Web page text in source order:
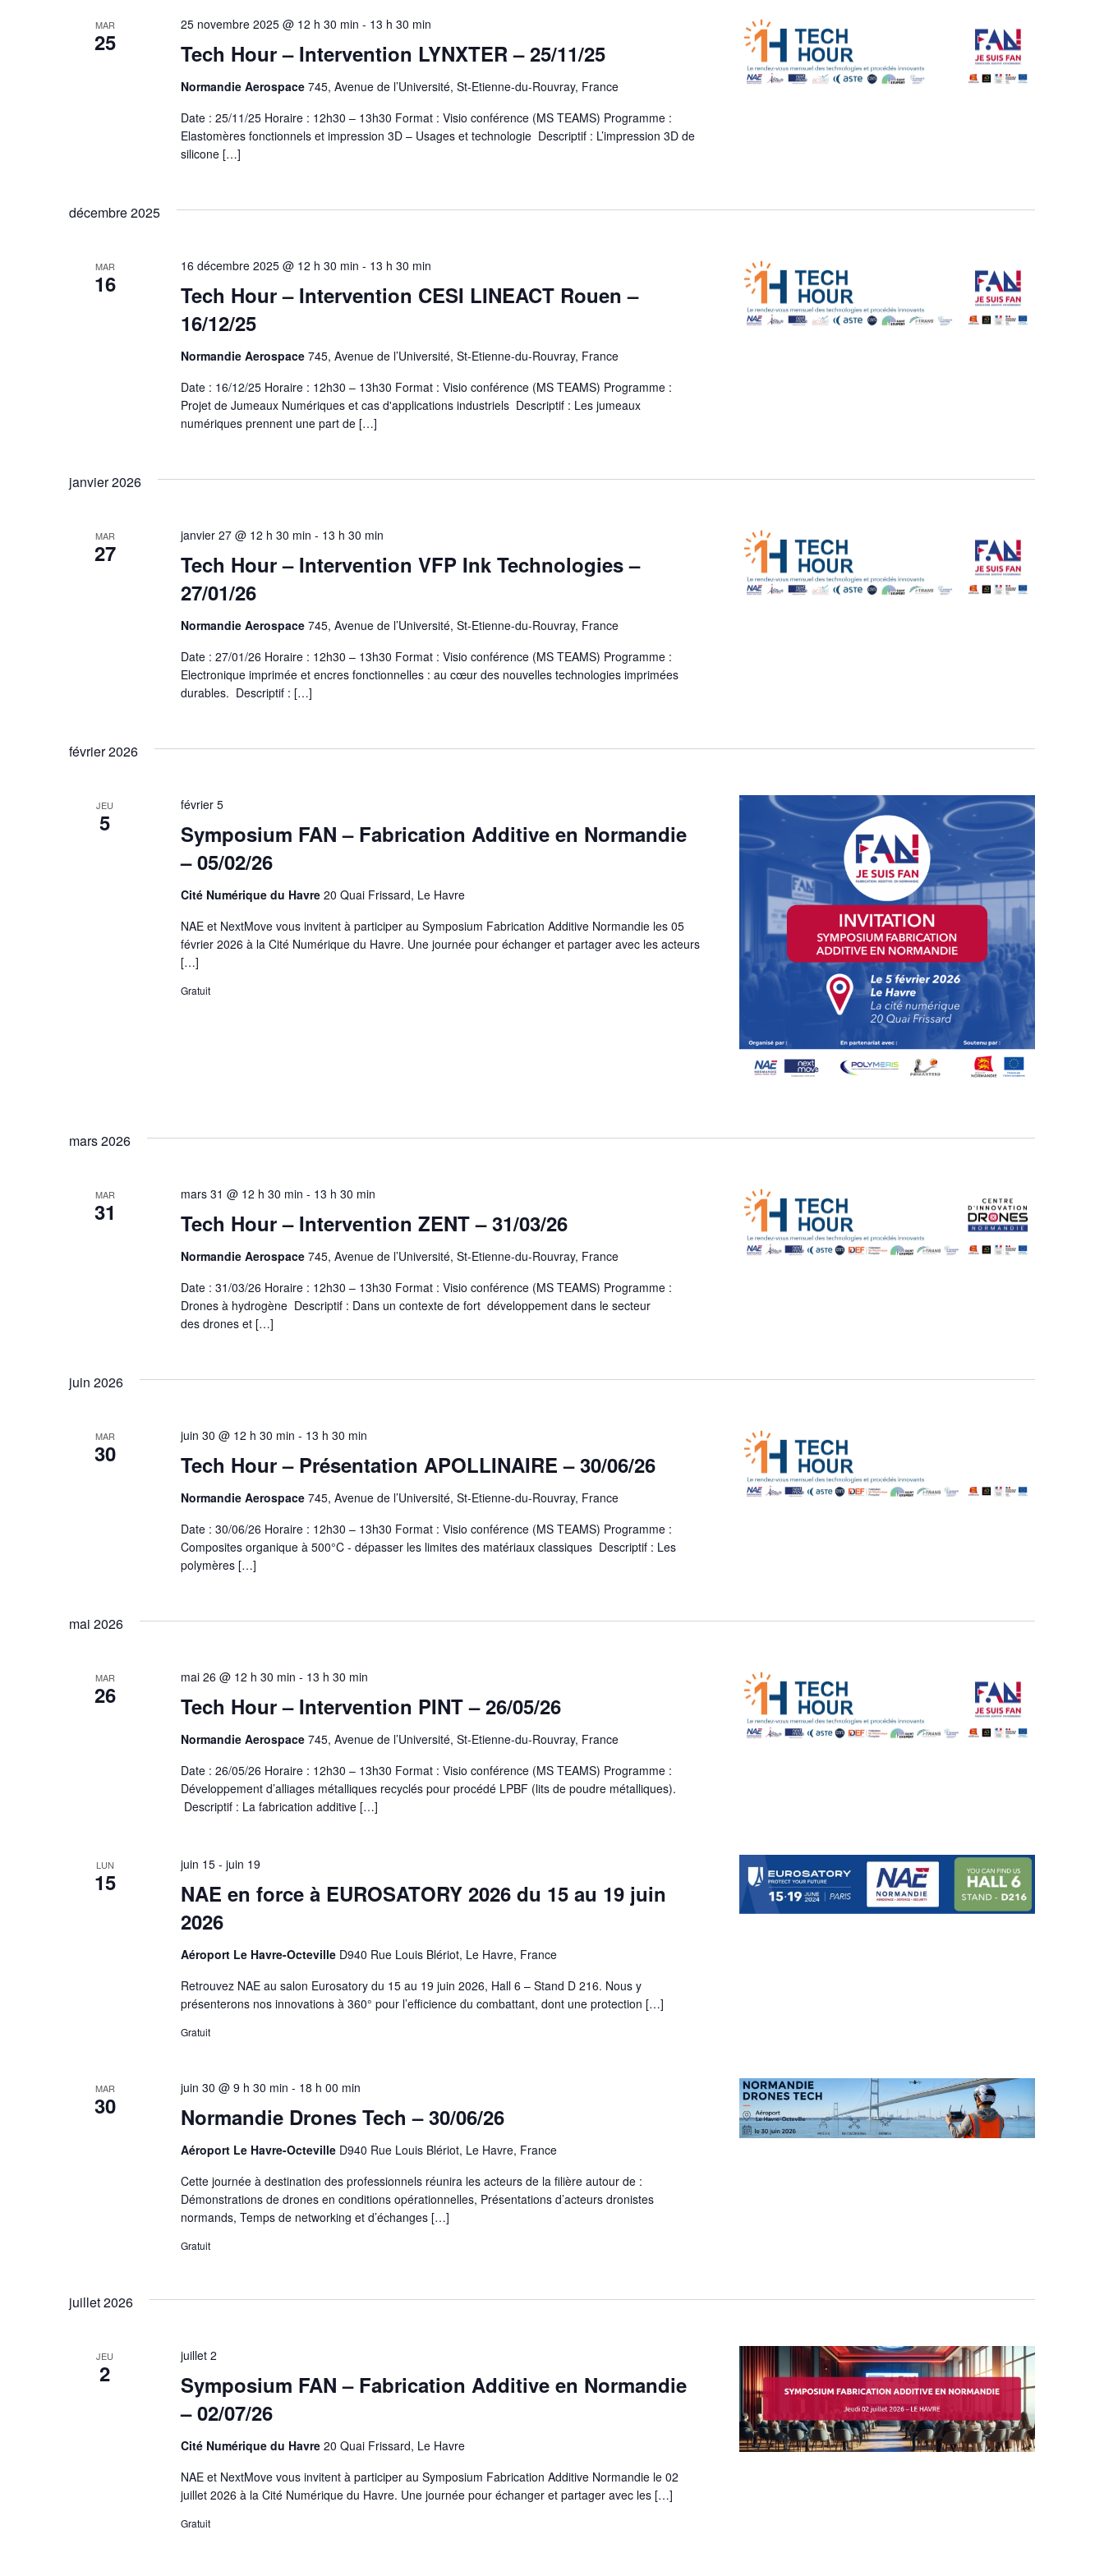
MAR
25 Tech Hour – Intervention LYNXTER – 25/11/25
25 novembre 2025 @ 12 h 30 min - 13 h 30 min
Normandie Aerospace 745, Avenue de l’Université, St-Etienne-du-Rouvray, France
Date : 25/11/25 Horaire : 12h30 – 13h30 Format : Visio conférence (MS TEAMS) Programme :
Elastomères fonctionnels et impression 3D – Usages et technologie Descriptif : L’impression 3D de
silicone […]
décembre 2025
MAR
16
Tech Hour – Intervention CESI LINEACT Rouen –
16/12/25
16 décembre 2025 @ 12 h 30 min - 13 h 30 min
Normandie Aerospace 745, Avenue de l’Université, St-Etienne-du-Rouvray, France
Date : 16/12/25 Horaire : 12h30 – 13h30 Format : Visio conférence (MS TEAMS) Programme :
Projet de Jumeaux Numériques et cas d'applications industriels Descriptif : Les jumeaux
numériques prennent une part de […]
janvier 2026
MAR
27
Tech Hour – Intervention VFP Ink Technologies –
27/01/26
janvier 27 @ 12 h 30 min - 13 h 30 min
Normandie Aerospace 745, Avenue de l’Université, St-Etienne-du-Rouvray, France
Date : 27/01/26 Horaire : 12h30 – 13h30 Format : Visio conférence (MS TEAMS) Programme :
Electronique imprimée et encres fonctionnelles : au cœur des nouvelles technologies imprimées
durables. Descriptif : […]
février 2026
JEU
5
Symposium FAN – Fabrication Additive en Normandie
– 05/02/26
février 5
Cité Numérique du Havre 20 Quai Frissard, Le Havre
NAE et NextMove vous invitent à participer au Symposium Fabrication Additive Normandie les 05
février 2026 à la Cité Numérique du Havre. Une journée pour échanger et partager avec les acteurs
[…]
Gratuit
mars 2026
MAR
31 Tech Hour – Intervention ZENT – 31/03/26
mars 31 @ 12 h 30 min - 13 h 30 min
Normandie Aerospace 745, Avenue de l’Université, St-Etienne-du-Rouvray, France
Date : 31/03/26 Horaire : 12h30 – 13h30 Format : Visio conférence (MS TEAMS) Programme :
Drones à hydrogène Descriptif : Dans un contexte de fort développement dans le secteur
des drones et […]
juin 2026
MAR
30 Tech Hour – Présentation APOLLINAIRE – 30/06/26
juin 30 @ 12 h 30 min - 13 h 30 min
Normandie Aerospace 745, Avenue de l’Université, St-Etienne-du-Rouvray, France
Date : 30/06/26 Horaire : 12h30 – 13h30 Format : Visio conférence (MS TEAMS) Programme :
Composites organique à 500°C - dépasser les limites des matériaux classiques Descriptif : Les
polymères […]
mai 2026
MAR
26 Tech Hour – Intervention PINT – 26/05/26
mai 26 @ 12 h 30 min - 13 h 30 min
Normandie Aerospace 745, Avenue de l’Université, St-Etienne-du-Rouvray, France
Date : 26/05/26 Horaire : 12h30 – 13h30 Format : Visio conférence (MS TEAMS) Programme :
Développement d’alliages métalliques recyclés pour procédé LPBF (lits de poudre métalliques).
Descriptif : La fabrication additive […]
LUN
15
NAE en force à EUROSATORY 2026 du 15 au 19 juin
2026
juin 15- juin 19
Aéroport Le Havre-Octeville D940 Rue Louis Blériot, Le Havre, France
Retrouvez NAE au salon Eurosatory du 15 au 19 juin 2026, Hall 6 – Stand D 216. Nous y
présenterons nos innovations à 360° pour l’efficience du combattant, dont une protection […]
Gratuit
MAR
30 Normandie Drones Tech – 30/06/26
juin 30 @ 9 h 30 min - 18 h 00 min
Aéroport Le Havre-Octeville D940 Rue Louis Blériot, Le Havre, France
Cette journée à destination des professionnels réunira les acteurs de la filière autour de :
Démonstrations de drones en conditions opérationnelles, Présentations d’acteurs dronistes
normands, Temps de networking et d’échanges […]
Gratuit
juillet 2026
JEU
2
Symposium FAN – Fabrication Additive en Normandie
– 02/07/26
juillet 2
Cité Numérique du Havre 20 Quai Frissard, Le Havre
NAE et NextMove vous invitent à participer au Symposium Fabrication Additive Normandie le 02
juillet 2026 à la Cité Numérique du Havre. Une journée pour échanger et partager avec les […]
Gratuit